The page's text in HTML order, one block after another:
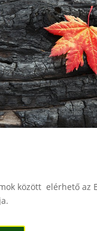
között elérhető az